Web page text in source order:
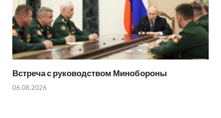
Встреча с руководством Минобороны
06.08.2026